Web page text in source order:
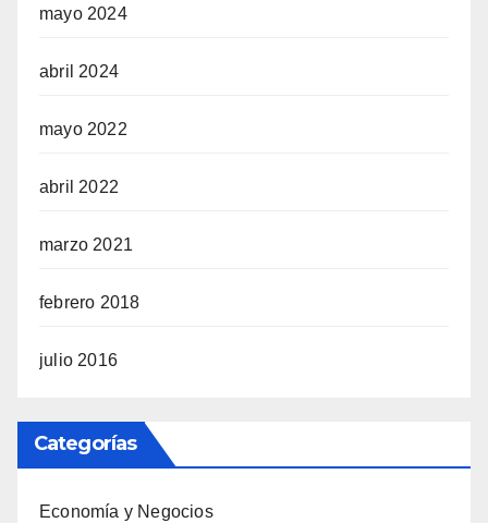
mayo 2024
abril 2024
mayo 2022
abril 2022
marzo 2021
febrero 2018
julio 2016
Categorías
Economía y Negocios